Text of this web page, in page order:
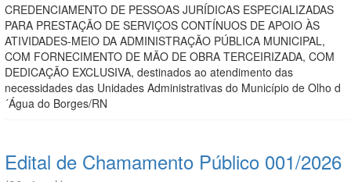
CREDENCIAMENTO DE PESSOAS JURÍDICAS ESPECIALIZADAS
PARA PRESTAÇÃO DE SERVIÇOS CONTÍNUOS DE APOIO ÀS
ATIVIDADES-MEIO DA ADMINISTRAÇÃO PÚBLICA MUNICIPAL,
COM FORNECIMENTO DE MÃO DE OBRA TERCEIRIZADA, COM
DEDICAÇÃO EXCLUSIVA, destinados ao atendimento das
necessidades das Unidades Administrativas do Município de Olho d
´Água do Borges/RN
Edital de Chamamento Público 001/2026